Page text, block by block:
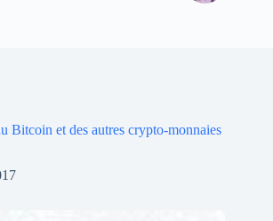
Bitcoin et des autres crypto-monnaies